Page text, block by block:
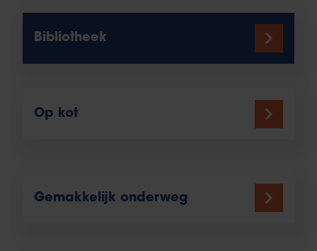
Bibliotheek
Op kot
Gemakkelijk onderweg